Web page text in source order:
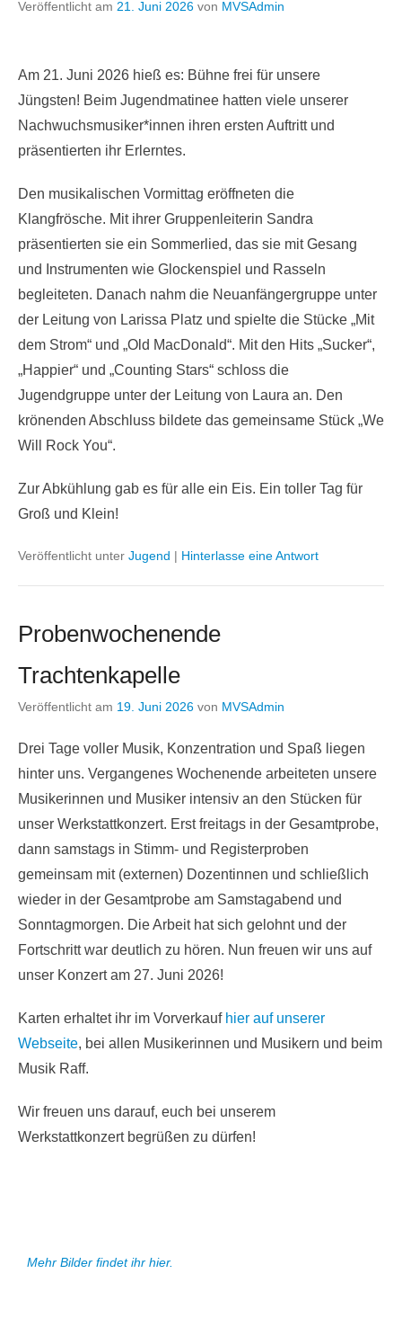
Veröffentlicht am 21. Juni 2026 von MVSAdmin
Am 21. Juni 2026 hieß es: Bühne frei für unsere
Jüngsten! Beim Jugendmatinee hatten viele unserer
Nachwuchsmusiker*innen ihren ersten Auftritt und
präsentierten ihr Erlerntes.
Den musikalischen Vormittag eröffneten die
Klangfrösche. Mit ihrer Gruppenleiterin Sandra
präsentierten sie ein Sommerlied, das sie mit Gesang
und Instrumenten wie Glockenspiel und Rasseln
begleiteten. Danach nahm die Neuanfängergruppe unter
der Leitung von Larissa Platz und spielte die Stücke „Mit
dem Strom“ und „Old MacDonald“. Mit den Hits „Sucker“,
„Happier“ und „Counting Stars“ schloss die
Jugendgruppe unter der Leitung von Laura an. Den
krönenden Abschluss bildete das gemeinsame Stück „We
Will Rock You“.
Zur Abkühlung gab es für alle ein Eis. Ein toller Tag für
Groß und Klein!
Veröffentlicht unter Jugend | Hinterlasse eine Antwort
Probenwochenende
Trachtenkapelle
Veröffentlicht am 19. Juni 2026 von MVSAdmin
Drei Tage voller Musik, Konzentration und Spaß liegen
hinter uns. Vergangenes Wochenende arbeiteten unsere
Musikerinnen und Musiker intensiv an den Stücken für
unser Werkstattkonzert. Erst freitags in der Gesamtprobe,
dann samstags in Stimm- und Registerproben
gemeinsam mit (externen) Dozentinnen und schließlich
wieder in der Gesamtprobe am Samstagabend und
Sonntagmorgen. Die Arbeit hat sich gelohnt und der
Fortschritt war deutlich zu hören. Nun freuen wir uns auf
unser Konzert am 27. Juni 2026!
Karten erhaltet ihr im Vorverkauf hier auf unserer
Webseite, bei allen Musikerinnen und Musikern und beim
Musik Raff.
Wir freuen uns darauf, euch bei unserem
Werkstattkonzert begrüßen zu dürfen!
Mehr Bilder findet ihr hier.